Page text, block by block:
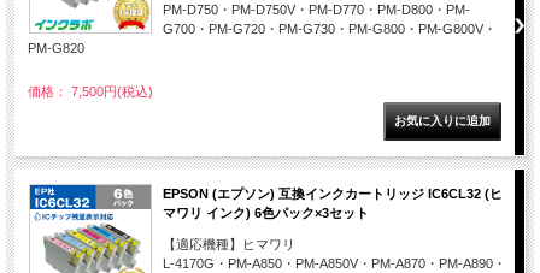
PM-D750・PM-D750V・PM-D770・PM-D800・PM-
G700・PM-G720・PM-G730・PM-G800・PM-G800V・
PM-G820
価格： 7,500円(税込)
EPSON (エプソン) 互換インクカートリッジ IC6CL32 (ヒ
マワリ インク) 6色パック×3セット
【適応機種】ヒマワリ
L-4170G・PM-A850・PM-A850V・PM-A870・PM-A890・